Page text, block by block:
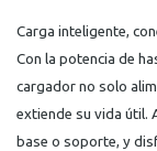
Carga inteligente,
Con la potencia de
cargador no solo
extiende su vida útil.
base o soporte, y